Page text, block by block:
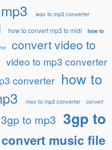
wav to mp3 converter
how to convert mp3 to midi how to
convert video to
video to mp3 converter
converter how to
mov to mp3 converter convert
to mp3 3gp to
convert music file